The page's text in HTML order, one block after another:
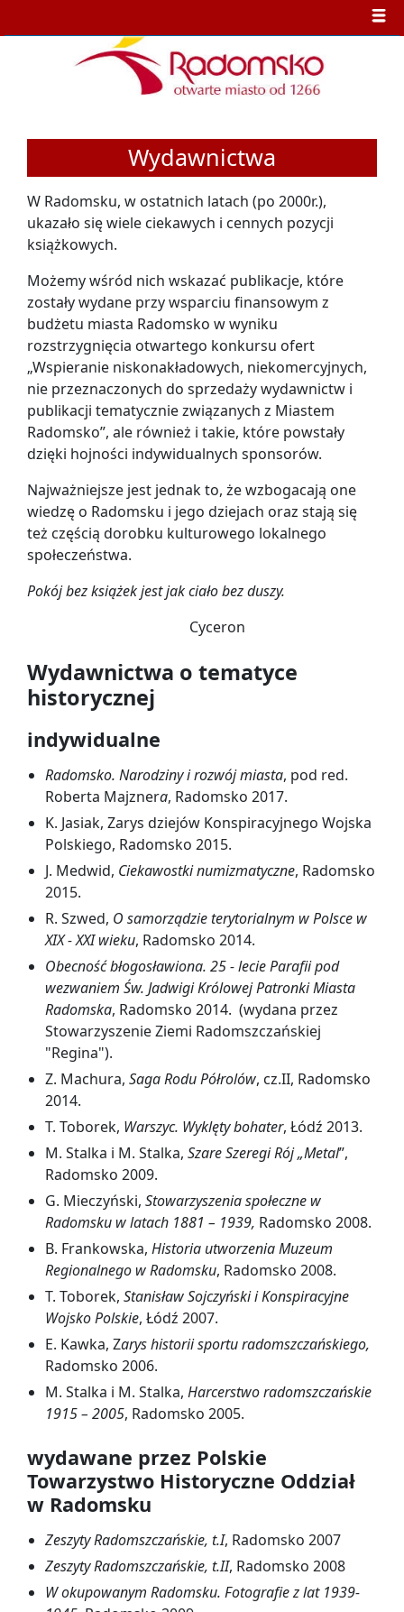
Wydawnictwa
W Radomsku, w ostatnich latach (po 2000r.),
ukazało się wiele ciekawych i cennych pozycji
książkowych.
Możemy wśród nich wskazać publikacje, które
zostały wydane przy wsparciu finansowym z
budżetu miasta Radomsko w wyniku
rozstrzygnięcia otwartego konkursu ofert
„Wspieranie niskonakładowych, niekomercyjnych,
nie przeznaczonych do sprzedaży wydawnictw i
publikacji tematycznie związanych z Miastem
Radomsko”, ale również i takie, które powstały
dzięki hojności indywidualnych sponsorów.
Najważniejsze jest jednak to, że wzbogacają one
wiedzę o Radomsku i jego dziejach oraz stają się
też częścią dorobku kulturowego lokalnego
społeczeństwa.
Pokój bez książek jest jak ciało bez duszy.
Cyceron
Wydawnictwa o tematyce
historycznej
indywidualne
Radomsko. Narodziny i rozwój miasta, pod red.
Roberta Majznera, Radomsko 2017.
K. Jasiak, Zarys dziejów Konspiracyjnego Wojska
Polskiego, Radomsko 2015.
J. Medwid, Ciekawostki numizmatyczne, Radomsko
2015.
R. Szwed, O samorządzie terytorialnym w Polsce w
XIX - XXI wieku, Radomsko 2014.
Obecność błogosławiona. 25 - lecie Parafii pod
wezwaniem Św. Jadwigi Królowej Patronki Miasta
Radomska, Radomsko 2014. (wydana przez
Stowarzyszenie Ziemi Radomszczańskiej
"Regina").
Z. Machura, Saga Rodu Półrolów, cz.II, Radomsko
2014.
T. Toborek, Warszyc. Wyklęty bohater, Łódź 2013.
M. Stalka i M. Stalka, Szare Szeregi Rój „Metal”,
Radomsko 2009.
G. Mieczyński, Stowarzyszenia społeczne w
Radomsku w latach 1881 – 1939, Radomsko 2008.
B. Frankowska, Historia utworzenia Muzeum
Regionalnego w Radomsku, Radomsko 2008.
T. Toborek, Stanisław Sojczyński i Konspiracyjne
Wojsko Polskie, Łódź 2007.
E. Kawka, Zarys historii sportu radomszczańskiego,
Radomsko 2006.
M. Stalka i M. Stalka, Harcerstwo radomszczańskie
1915 – 2005, Radomsko 2005.
wydawane przez Polskie
Towarzystwo Historyczne Oddział
w Radomsku
Zeszyty Radomszczańskie, t.I, Radomsko 2007
Zeszyty Radomszczańskie, t.II, Radomsko 2008
W okupowanym Radomsku. Fotografie z lat 1939-